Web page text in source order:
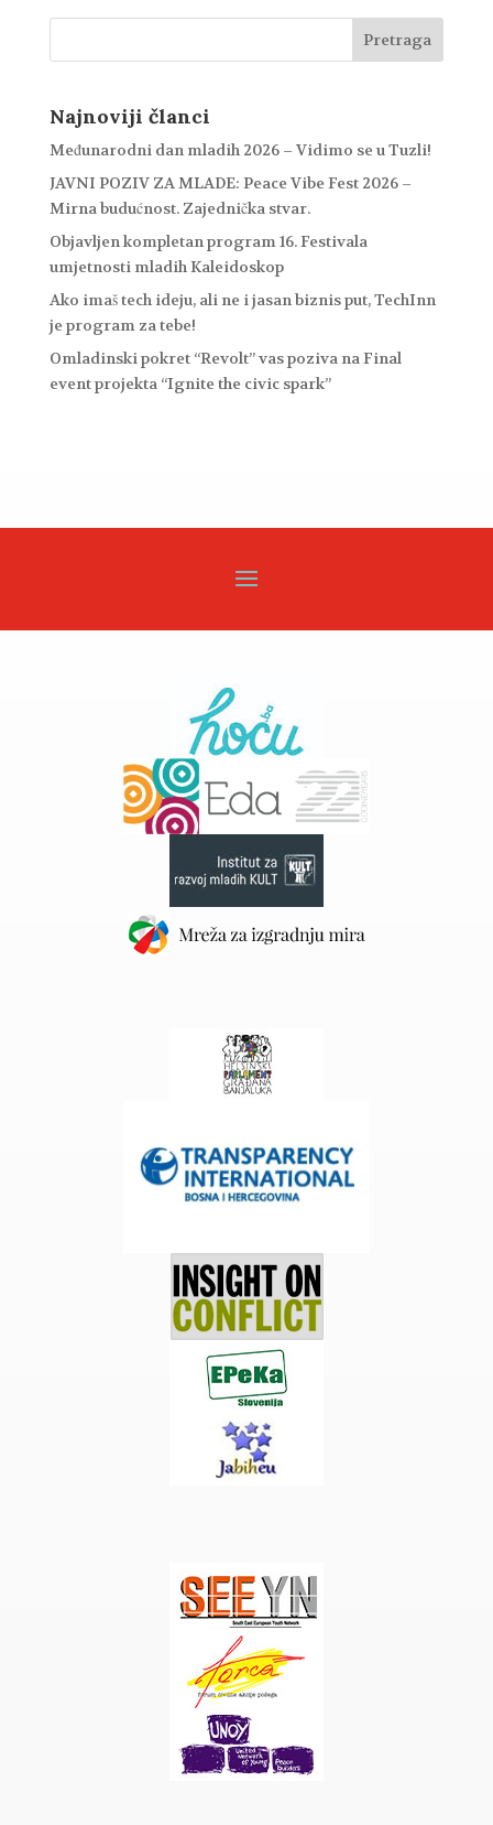
Najnoviji članci
Međunarodni dan mladih 2026 – Vidimo se u Tuzli!
JAVNI POZIV ZA MLADE: Peace Vibe Fest 2026 –
Mirna budućnost. Zajednička stvar.
Objavljen kompletan program 16. Festivala
umjetnosti mladih Kaleidoskop
Ako imaš tech ideju, ali ne i jasan biznis put, TechInn
je program za tebe!
Omladinski pokret “Revolt” vas poziva na Final
event projekta “Ignite the civic spark”